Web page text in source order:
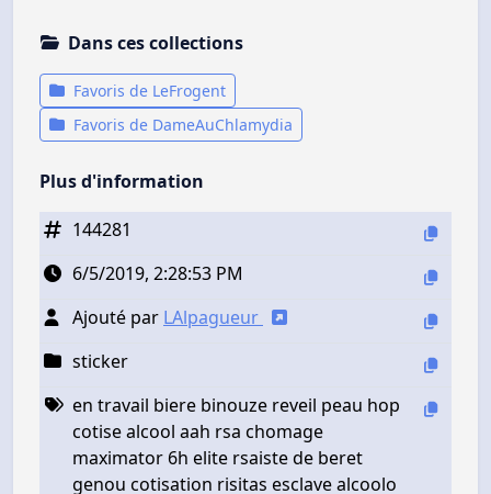
Dans ces collections
Favoris de LeFrogent
Favoris de DameAuChlamydia
Plus d'information
144281
6/5/2019, 2:28:53 PM
Ajouté par LAlpagueur
sticker
en travail biere binouze reveil peau hop
cotise alcool aah rsa chomage
maximator 6h elite rsaiste de beret
genou cotisation risitas esclave alcoolo